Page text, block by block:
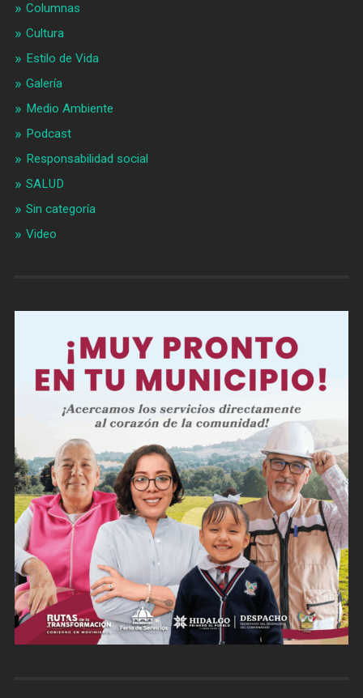
Columnas
Cultura
Estilo de Vida
Galería
Medio Ambiente
Podcast
Responsabilidad social
SALUD
Sin categoría
Video